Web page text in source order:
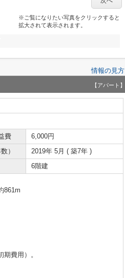
※ご覧になりたい写真をクリックすると
拡大されて表示されます。
情報の見方
【アパート】
費
6,000円
）
2019年 5月 ( 築7年 )
6階建
861m
費用）。